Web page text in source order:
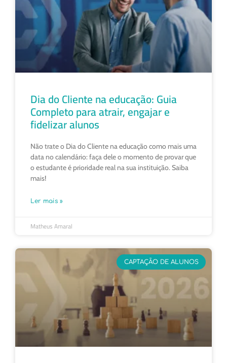
Dia do Cliente na educação: Guia
Completo para atrair, engajar e
fidelizar alunos
Não trate o Dia do Cliente na educação como mais uma
data no calendário: faça dele o momento de provar que
o estudante é prioridade real na sua instituição. Saiba
mais!
Ler mais »
Matheus Amaral
CAPTAÇÃO DE ALUNOS